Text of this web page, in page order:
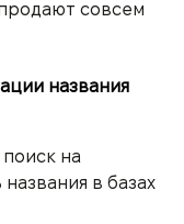
совсем
названия
на
в базах